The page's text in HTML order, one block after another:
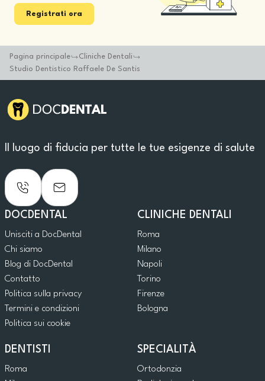
Registrati ora
Pagina principale
Cliniche Dentali
Studio Dentistico Raffaele De Santis
Il luogo di fiducia per tutte le tue esigenze di salute
DOCDENTAL
Unisciti a DocDental
Chi siamo
Blog di DocDental
Contatto
Politica sulla privacy
Termini e condizioni
Politica sui cookie
CLINICHE DENTALI
Roma
Milano
Napoli
Torino
Firenze
Bologna
DENTISTI
Roma
SPECIALITÀ
Ortodonzia